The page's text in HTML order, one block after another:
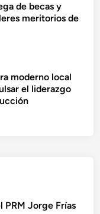
de becas y
meritorios de
moderno local
el liderazgo
PRM Jorge Frías